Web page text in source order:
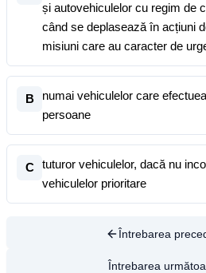
și autovehiculelor cu regim de
când se deplasează în acțiuni
misiuni care au caracter de
B
numai vehiculelor care
persoane
C
tuturor vehiculelor, dacă nu
vehiculelor prioritare
Întrebarea
Întrebarea